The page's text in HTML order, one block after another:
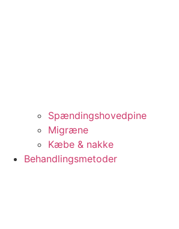
Spændingshovedpine
Migræne
Kæbe & nakke
Behandlingsmetoder